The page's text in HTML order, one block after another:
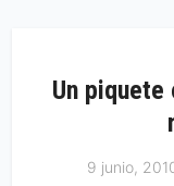
Un
9 junio,